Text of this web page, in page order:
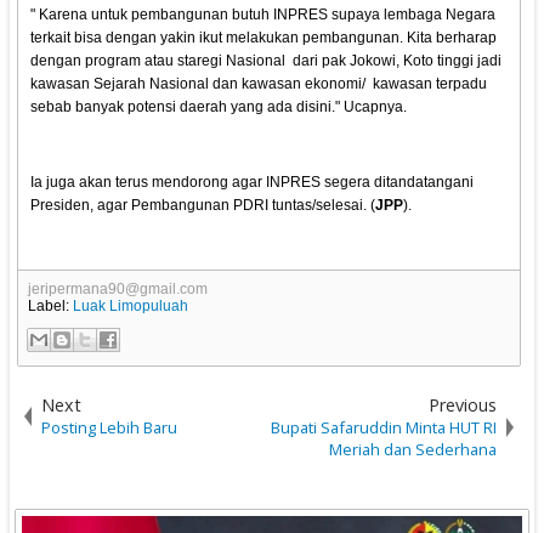
" Karena untuk pembangunan butuh INPRES supaya lembaga Negara
terkait bisa dengan yakin ikut melakukan pembangunan. Kita berharap
dengan program atau staregi Nasional dari pak Jokowi, Koto tinggi jadi
kawasan Sejarah Nasional dan kawasan ekonomi/ kawasan terpadu
sebab banyak potensi daerah yang ada disini." Ucapnya.
Ia juga akan terus mendorong agar INPRES segera ditandatangani
Presiden, agar Pembangunan PDRI tuntas/selesai. (JPP).
jeripermana90@gmail.com
Label: Luak Limopuluah
Next
Posting Lebih Baru
Previous
Bupati Safaruddin Minta HUT RI
Meriah dan Sederhana